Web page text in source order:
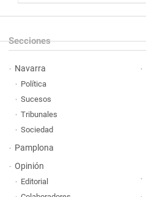
Secciones
Navarra
Política
Sucesos
Tribunales
Sociedad
Pamplona
Opinión
Editorial